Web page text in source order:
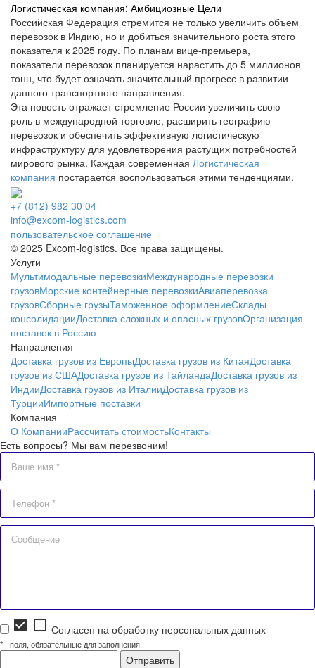
Логистическая компания: Амбициозные Цели
Российская Федерация стремится не только увеличить объем
перевозок в Индию, но и добиться значительного роста этого
показателя к 2025 году. По планам вице-премьера,
показатели перевозок планируется нарастить до 5 миллионов
тонн, что будет означать значительный прогресс в развитии
данного транспортного направления.
Эта новость отражает стремление России увеличить свою
роль в международной торговле, расширить географию
перевозок и обеспечить эффективную логистическую
инфраструктуру для удовлетворения растущих потребностей
мирового рынка. Каждая современная Логистическая
компания постарается воспользоваться этими тенденциями.
+7 (812) 982 30 04
info@excom-logistics.com
пользовательское соглашение
© 2025 Excom-logistics. Все права защищены.
Услуги
Мультимодальные перевозкиМеждународные перевозки
грузовМорские контейнерные перевозкиАвиаперевозка
грузовСборные грузыТаможенное оформлениеСклады
консолидацииДоставка сложных и опасных грузовОрганизация
поставок в Россию
Направления
Доставка грузов из ЕвропыДоставка грузов из КитаяДоставка
грузов из СШАДоставка грузов из ТайландаДоставка грузов из
ИндииДоставка грузов из ИталииДоставка грузов из
ТурцииИмпортные поставки
Компания
О КомпанииРассчитать стоимостьКонтакты
Есть вопросы? Мы вам перезвоним!
check_box check_box_outline_blank Согласен на обработку персональных данных
*- поля, обязательные для заполнения